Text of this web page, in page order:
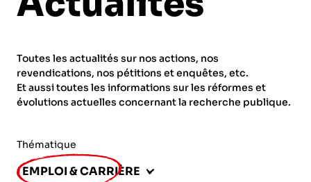
Fonction publique
Actions spécifiques
ORGANISMES
CNRS – Centre national de la recherche
scientifique
INRIA - Institut national de recherche en
INSERM – Institut national de la santé et de la
recherche médicale
AGENDA
PUBLICATIONS
Toutes les actualités sur nos actions, nos
revendications, nos pétitions et enquêtes, etc.
Et aussi toutes les informations sur les réformes et
évolutions actuelles concernant la recherche publique.
Thématique
EMPLOI & CARRIÈRE